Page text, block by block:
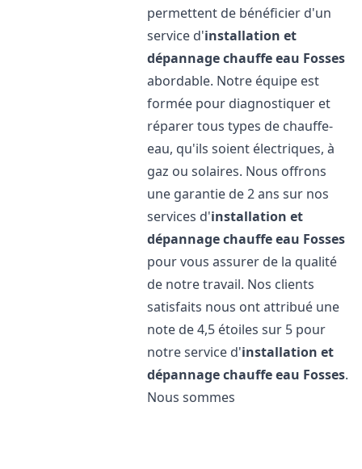
permettent de bénéficier d'un
service d'installation et
dépannage chauffe eau Fosses
abordable. Notre équipe est
formée pour diagnostiquer et
réparer tous types de chauffe-
eau, qu'ils soient électriques, à
gaz ou solaires. Nous offrons
une garantie de 2 ans sur nos
services d'installation et
dépannage chauffe eau Fosses
pour vous assurer de la qualité
de notre travail. Nos clients
satisfaits nous ont attribué une
note de 4,5 étoiles sur 5 pour
notre service d'installation et
dépannage chauffe eau Fosses.
Nous sommes